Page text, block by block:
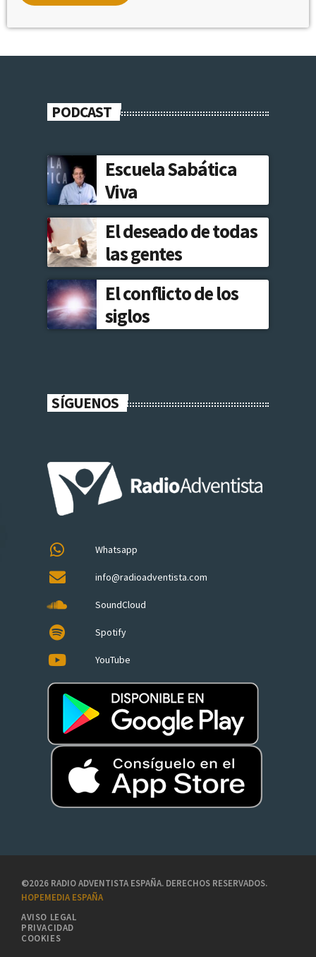
PODCAST
Escuela Sabática
Viva
El deseado de todas
las gentes
El conflicto de los
siglos
SÍGUENOS
Whatsapp
info@radioadventista.com
SoundCloud
Spotify
YouTube
©2026 RADIO ADVENTISTA ESPAÑA. DERECHOS RESERVADOS.
HOPEMEDIA ESPAÑA
AVISO LEGAL
PRIVACIDAD
COOKIES